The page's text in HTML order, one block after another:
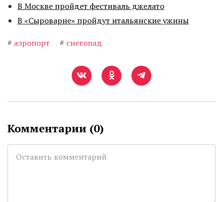
В Москве пройдет фестиваль джелато
В «Сыроварне» пройдут итальянские ужины
# аэропорт # снегопад
Комментарии (0)